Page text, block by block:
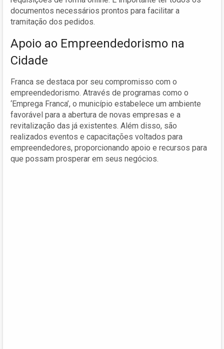
documentos necessários prontos para facilitar a
tramitação dos pedidos.
Apoio ao Empreendedorismo na
Cidade
Franca se destaca por seu compromisso com o
empreendedorismo. Através de programas como o
‘Emprega Franca’, o município estabelece um ambiente
favorável para a abertura de novas empresas e a
revitalização das já existentes. Além disso, são
realizados eventos e capacitações voltados para
empreendedores, proporcionando apoio e recursos para
que possam prosperar em seus negócios.